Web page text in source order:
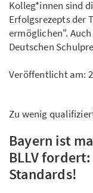
Kolleg*innen sind
Erfolgsrezepts der
ermöglichen".
Deutschen
Veröffentlicht am:
Zu wenig
Bayern ist
BLLV
Standards!